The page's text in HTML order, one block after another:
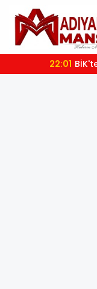
22:01